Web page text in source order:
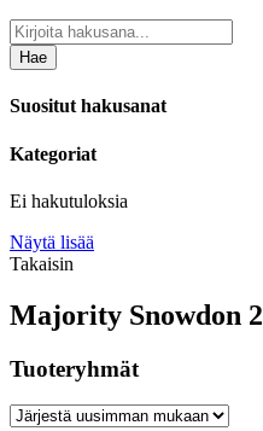
Hae
Suositut hakusanat
Kategoriat
Ei hakutuloksia
Näytä lisää
Takaisin
Majority Snowdon 2
Tuoteryhmät